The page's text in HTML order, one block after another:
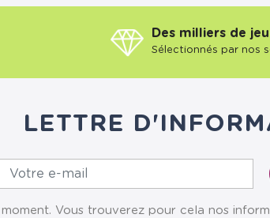
Des milliers de
Sélectionnés par nos
LETTRE
Vous trouverez pour cela nos